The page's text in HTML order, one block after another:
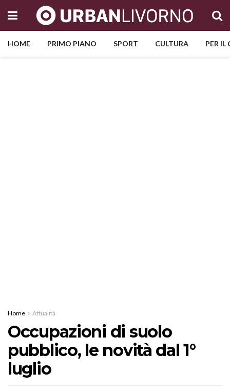
HOME PRIMO PIANO SPORT CULTURA PER
Home Attualità
Occupazioni di suolo
pubblico, le novità dal 1°
luglio